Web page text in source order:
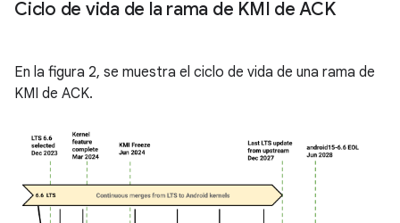
Ciclo de vida de la rama de KMI de ACK
En la figura 2, se muestra el ciclo de vida de una rama de
KMI de ACK.